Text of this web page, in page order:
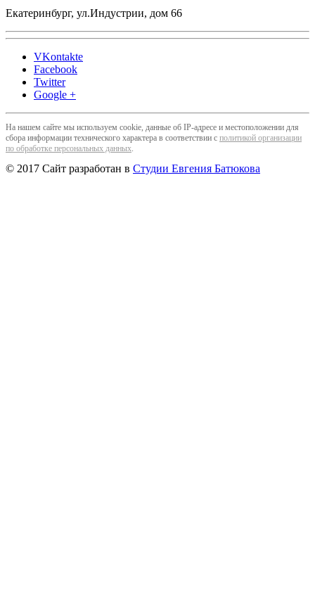
Екатеринбург, ул.Индустрии, дом 66
VKontakte
Facebook
Twitter
Google +
На нашем сайте мы используем cookie, данные об IP-адресе и местоположении для
сбора информации технического характера в соответствии с политикой организации
по обработке персональных данных.
© 2017 Сайт разработан в Студии Евгения Батюкова